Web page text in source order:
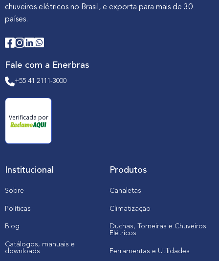
chuveiros elétricos no Brasil, e exporta para mais de 30
países.
Fale com a Enerbras
+55 41 2111-3000
Verificada por
Institucional
Sobre
Políticas
Blog
Catálogos, manuais e
downloads
Produtos
Canaletas
Climatização
Duchas, Torneiras e Chuveiros
Elétricos
Ferramentas e Utilidades